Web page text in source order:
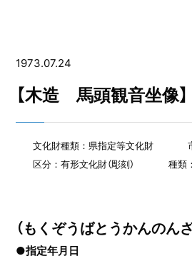
1973.07.24
【木造 馬頭観音坐像】
文化財種類：県指定等文化財
区分：有形文化財（彫刻）
種類
（もくぞうばとうかんのん
●指定年月日